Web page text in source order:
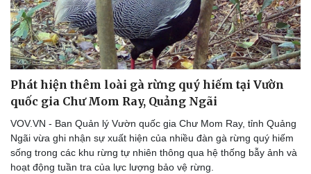
Phát hiện thêm loài gà rừng quý hiếm tại Vườn
quốc gia Chư Mom Ray, Quảng Ngãi
VOV.VN - Ban Quản lý Vườn quốc gia Chư Mom Ray, tỉnh Quảng
Ngãi vừa ghi nhận sự xuất hiện của nhiều đàn gà rừng quý hiếm
sống trong các khu rừng tự nhiên thông qua hệ thống bẫy ảnh và
hoạt động tuần tra của lực lượng bảo vệ rừng.